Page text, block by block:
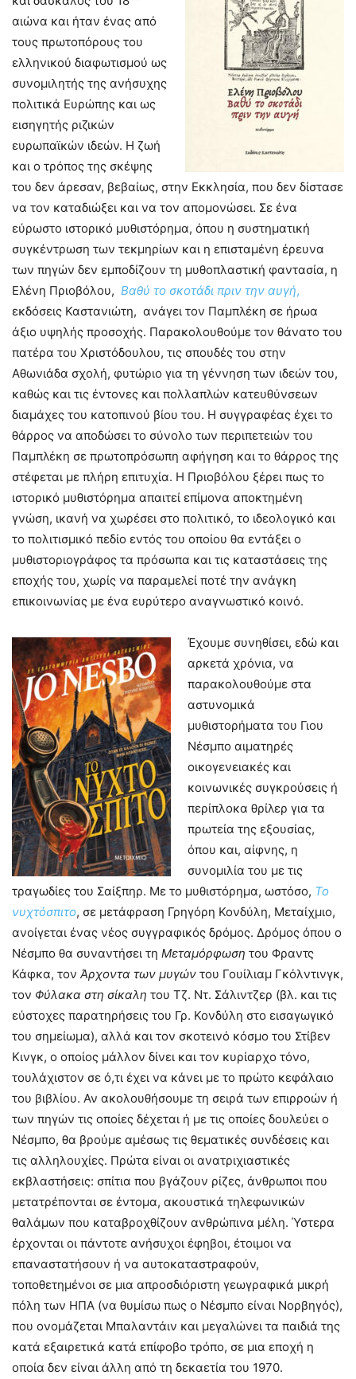
αιώνα και ήταν ένας από
τους πρωτοπόρους του
ελληνικού διαφωτισμού ως
συνομιλητής της ανήσυχης
πολιτικά Ευρώπης και ως
εισηγητής ριζικών
ευρωπαϊκών ιδεών. Η ζωή
και ο τρόπος της σκέψης
του δεν άρεσαν, βεβαίως, στην Εκκλησία, που δεν δίστασε
να τον καταδιώξει και να τον απομονώσει. Σε ένα
εύρωστο ιστορικό μυθιστόρημα, όπου η συστηματική
συγκέντρωση των τεκμηρίων και η επισταμένη έρευνα
των πηγών δεν εμποδίζουν τη μυθοπλαστική φαντασία, η
Ελένη Πριοβόλου, Βαθύ το σκοτάδι πριν την αυγή,
εκδόσεις Καστανιώτη, ανάγει τον Παμπλέκη σε ήρωα
άξιο υψηλής προσοχής. Παρακολουθούμε τον θάνατο του
πατέρα του Χριστόδουλου, τις σπουδές του στην
Αθωνιάδα σχολή, φυτώριο για τη γέννηση των ιδεών του,
καθώς και τις έντονες και πολλαπλών κατευθύνσεων
διαμάχες του κατοπινού βίου του. Η συγγραφέας έχει το
θάρρος να αποδώσει το σύνολο των περιπετειών του
Παμπλέκη σε πρωτοπρόσωπη αφήγηση και το θάρρος της
στέφεται με πλήρη επιτυχία. Η Πριοβόλου ξέρει πως το
ιστορικό μυθιστόρημα απαιτεί επίμονα αποκτημένη
γνώση, ικανή να χωρέσει στο πολιτικό, το ιδεολογικό και
το πολιτισμικό πεδίο εντός του οποίου θα εντάξει ο
μυθιστοριογράφος τα πρόσωπα και τις καταστάσεις της
εποχής του, χωρίς να παραμελεί ποτέ την ανάγκη
επικοινωνίας με ένα ευρύτερο αναγνωστικό κοινό.
Έχουμε συνηθίσει, εδώ και
αρκετά χρόνια, να
παρακολουθούμε στα
αστυνομικά
μυθιστορήματα του Γιου
Νέσμπο αιματηρές
οικογενειακές και
κοινωνικές συγκρούσεις ή
περίπλοκα θρίλερ για τα
πρωτεία της εξουσίας,
όπου και, αίφνης, η
συνομιλία του με τις
τραγωδίες του Σαίξπηρ. Με το μυθιστόρημα, ωστόσο, Το
νυχτόσπιτο, σε μετάφραση Γρηγόρη Κονδύλη, Μεταίχμιο,
ανοίγεται ένας νέος συγγραφικός δρόμος. Δρόμος όπου ο
Νέσμπο θα συναντήσει τη Μεταμόρφωση του Φραντς
Κάφκα, τον Άρχοντα των μυγών του Γουίλιαμ Γκόλντινγκ,
τον Φύλακα στη σίκαλη του Τζ. Ντ. Σάλιντζερ (βλ. και τις
εύστοχες παρατηρήσεις του Γρ. Κονδύλη στο εισαγωγικό
του σημείωμα), αλλά και τον σκοτεινό κόσμο του Στίβεν
Κινγκ, ο οποίος μάλλον δίνει και τον κυρίαρχο τόνο,
τουλάχιστον σε ό,τι έχει να κάνει με το πρώτο κεφάλαιο
του βιβλίου. Αν ακολουθήσουμε τη σειρά των επιρροών ή
των πηγών τις οποίες δέχεται ή με τις οποίες δουλεύει ο
Νέσμπο, θα βρούμε αμέσως τις θεματικές συνδέσεις και
τις αλληλουχίες. Πρώτα είναι οι ανατριχιαστικές
εκβλαστήσεις: σπίτια που βγάζουν ρίζες, άνθρωποι που
μετατρέπονται σε έντομα, ακουστικά τηλεφωνικών
θαλάμων που καταβροχθίζουν ανθρώπινα μέλη. Ύστερα
έρχονται οι πάντοτε ανήσυχοι έφηβοι, έτοιμοι να
επαναστατήσουν ή να αυτοκαταστραφούν,
τοποθετημένοι σε μια απροσδιόριστη γεωγραφικά μικρή
πόλη των ΗΠΑ (να θυμίσω πως ο Νέσμπο είναι Νορβηγός),
που ονομάζεται Μπαλαντάιν και μεγαλώνει τα παιδιά της
κατά εξαιρετικά κατά επίφοβο τρόπο, σε μια εποχή η
οποία δεν είναι άλλη από τη δεκαετία του 1970.